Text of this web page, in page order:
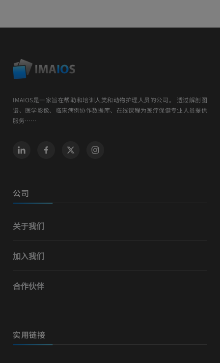
IMAIOS是一家旨在帮助和培训人类和动物护理人员的公司。 透过解剖图
谱、医学影像、临床病例协作数据库、在线课程为医疗保健专业人员提供
服务……
公司
关于我们
加入我们
合作伙伴
实用链接